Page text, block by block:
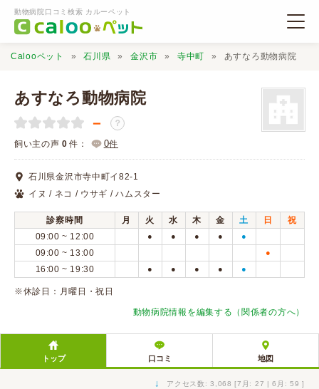
動物病院口コミ検索 カルーペット
動物病院検索
口コミ検索
Calooペットとは？
口コミ投稿
Calooペット 石川県 金沢市 寺中町 あすなろ動物病院
あすなろ動物病院
－ ？
飼い主の声 0 件： 0件
石川県金沢市寺中町イ82-1
イヌ / ネコ / ウサギ / ハムスター
診察時間 月 火 水 木 金 土 日
祝
09:00 ~ 12:00
● ● ● ● ●
09:00 ~ 13:00 ●
16:00 ~ 19:30 ● ● ● ● ●
※休診日：月曜日・祝日
動物病院情報を編集する（関係者の方へ）
トップ 口コミ 地図
↓ アクセス数: 3,068 [7月: 27 | 6月: 59 ]